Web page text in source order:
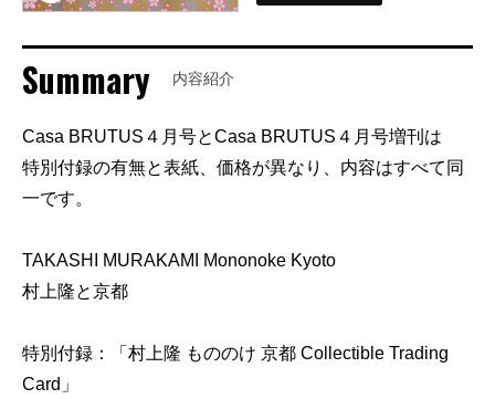
Summary 内容紹介
Casa BRUTUS４月号とCasa BRUTUS４月号増刊は
特別付録の有無と表紙、価格が異なり、内容はすべて同
一です。
TAKASHI MURAKAMI Mononoke Kyoto
村上隆と京都
特別付録：「村上隆 もののけ 京都 Collectible Trading
Card」